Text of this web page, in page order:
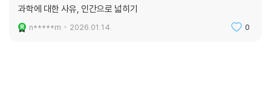
과학에 대한 사유, 인간으로 넓히기
n*****m 2026.01.14. 0